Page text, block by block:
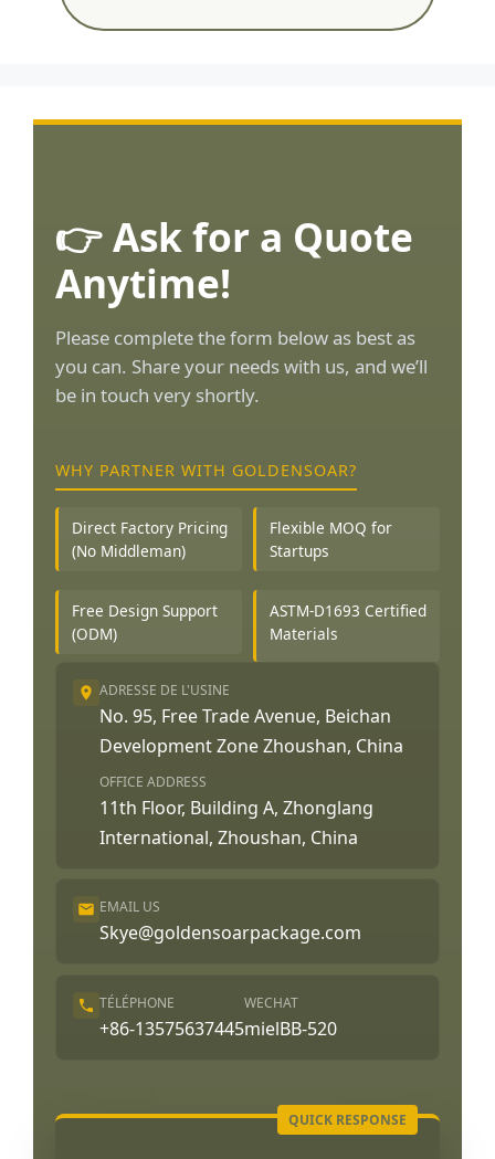
👉 Ask for a Quote
Anytime!
Please complete the form below as best as
you can. Share your needs with us, and we’ll
be in touch very shortly.
WHY PARTNER WITH GOLDENSOAR?
Direct Factory Pricing
(No Middleman)
Flexible MOQ for
Startups
Free Design Support
(ODM)
ASTM-D1693 Certified
Materials
ADRESSE DE L'USINE
No. 95, Free Trade Avenue, Beichan
Development Zone Zhoushan, China
OFFICE ADDRESS
11th Floor, Building A, Zhonglang
International, Zhoushan, China
EMAIL US
Skye@goldensoarpackage.com
TÉLÉPHONE
+86-13575637445
WECHAT
mielBB-520